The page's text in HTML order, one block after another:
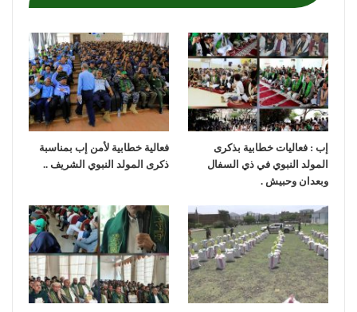
إب : فعاليات خطابية بذكرى
المولد النبوي في ذي السفال
وبعدان وحبيش .
فعالية خطابية لأمن إب بمناسبة
ذكرى المولد النبوي الشريف ..